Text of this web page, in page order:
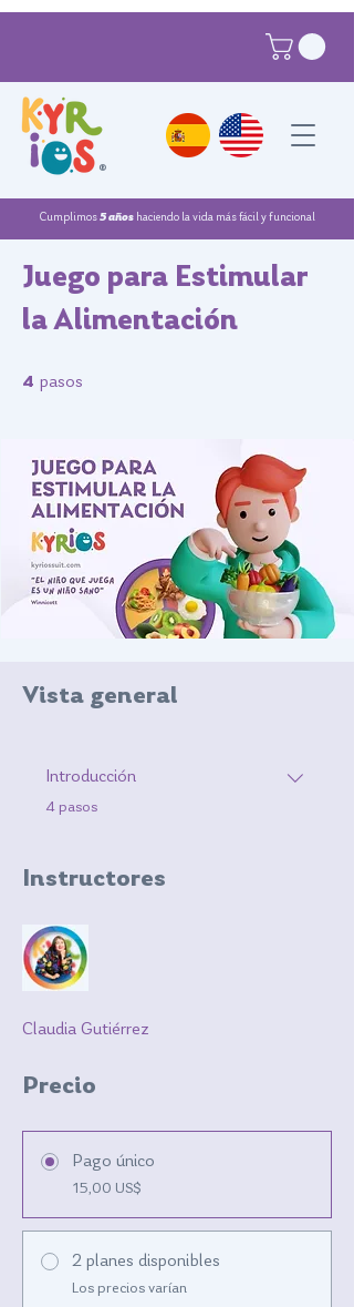
Cumplimos5 añoshaciendo la vida más fácil y funcional
®
Juego para Estimular
la Alimentación
4 pasos
Vista general
Introducción
.
4 pasos
Instructores
Claudia Gutiérrez
Precio
Pago único
15,00 US$
2 planes disponibles
Los precios varían